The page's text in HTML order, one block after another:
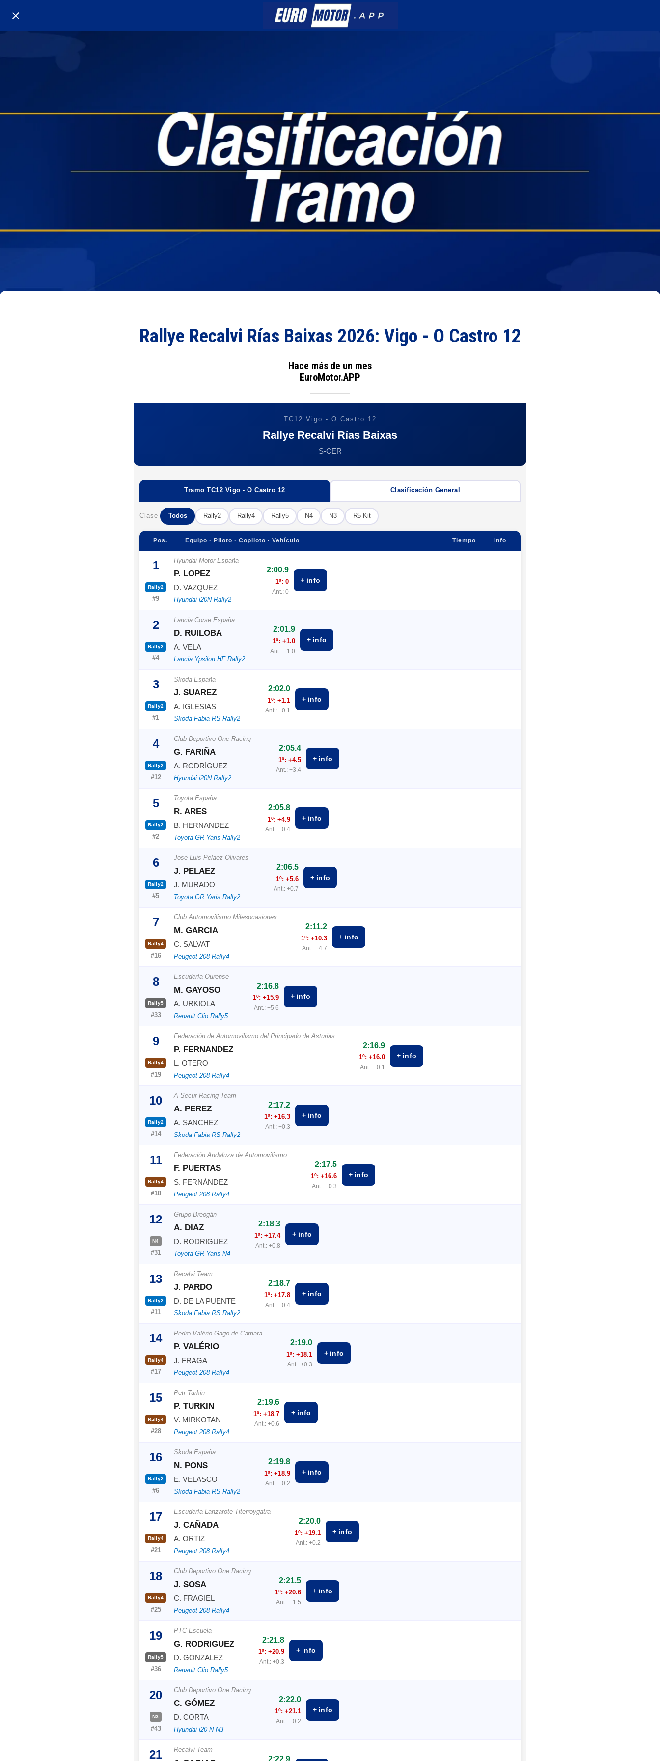
Rallye Recalvi Rías Baixas 2026: Vigo - O Castro 12
Hace más de un mes
EuroMotor.APP
TC12 Vigo - O Castro 12
Rallye Recalvi Rías Baixas
S-CER
Tramo TC12 Vigo - O Castro 12 Clasificación General
Clase Todos Rally2 Rally4 Rally5 N4 N3 R5-Kit
Pos. Equipo · Piloto · Copiloto · Vehículo Tiempo Info
1
Rally2
#9
Hyundai Motor España
P. LOPEZ
D. VAZQUEZ
Hyundai i20N Rally2
2:00.9
1º: 0
Ant.: 0
+ info
2
Rally2
#4
Lancia Corse España
D. RUILOBA
A. VELA
Lancia Ypsilon HF Rally2
2:01.9
1º: +1.0
Ant.: +1.0
+ info
3
Rally2
#1
Skoda España
J. SUAREZ
A. IGLESIAS
Skoda Fabia RS Rally2
2:02.0
1º: +1.1
Ant.: +0.1
+ info
4
Rally2
#12
Club Deportivo One Racing
G. FARIÑA
A. RODRÍGUEZ
Hyundai i20N Rally2
2:05.4
1º: +4.5
Ant.: +3.4
+ info
5
Rally2
#2
Toyota España
R. ARES
B. HERNANDEZ
Toyota GR Yaris Rally2
2:05.8
1º: +4.9
Ant.: +0.4
+ info
6
Rally2
#5
Jose Luis Pelaez Olivares
J. PELAEZ
J. MURADO
Toyota GR Yaris Rally2
2:06.5
1º: +5.6
Ant.: +0.7
+ info
7
Rally4
#16
Club Automovilismo Milesocasiones
M. GARCIA
C. SALVAT
Peugeot 208 Rally4
2:11.2
1º: +10.3
Ant.: +4.7
+ info
8
Rally5
#33
Escudería Ourense
M. GAYOSO
A. URKIOLA
Renault Clio Rally5
2:16.8
1º: +15.9
Ant.: +5.6
+ info
9
Rally4
#19
Federación de Automovilismo del Principado de Asturias
P. FERNANDEZ
L. OTERO
Peugeot 208 Rally4
2:16.9
1º: +16.0
Ant.: +0.1
+ info
10
Rally2
#14
A-Secur Racing Team
A. PEREZ
A. SANCHEZ
Skoda Fabia RS Rally2
2:17.2
1º: +16.3
Ant.: +0.3
+ info
11
Rally4
#18
Federación Andaluza de Automovilismo
F. PUERTAS
S. FERNÁNDEZ
Peugeot 208 Rally4
2:17.5
1º: +16.6
Ant.: +0.3
+ info
12
N4
#31
Grupo Breogán
A. DIAZ
D. RODRIGUEZ
Toyota GR Yaris N4
2:18.3
1º: +17.4
Ant.: +0.8
+ info
13
Rally2
#11
Recalvi Team
J. PARDO
D. DE LA PUENTE
Skoda Fabia RS Rally2
2:18.7
1º: +17.8
Ant.: +0.4
+ info
14
Rally4
#17
Pedro Valério Gago de Camara
P. VALÉRIO
J. FRAGA
Peugeot 208 Rally4
2:19.0
1º: +18.1
Ant.: +0.3
+ info
15
Rally4
#28
Petr Turkin
P. TURKIN
V. MIRKOTAN
Peugeot 208 Rally4
2:19.6
1º: +18.7
Ant.: +0.6
+ info
16
Rally2
#6
Skoda España
N. PONS
E. VELASCO
Skoda Fabia RS Rally2
2:19.8
1º: +18.9
Ant.: +0.2
+ info
17
Rally4
#21
Escudería Lanzarote-Titerroygatra
J. CAÑADA
A. ORTIZ
Peugeot 208 Rally4
2:20.0
1º: +19.1
Ant.: +0.2
+ info
18
Rally4
#25
Club Deportivo One Racing
J. SOSA
C. FRAGIEL
Peugeot 208 Rally4
2:21.5
1º: +20.6
Ant.: +1.5
+ info
19
Rally5
#36
PTC Escuela
G. RODRIGUEZ
D. GONZALEZ
Renault Clio Rally5
2:21.8
1º: +20.9
Ant.: +0.3
+ info
20
N3
#43
Club Deportivo One Racing
C. GÓMEZ
D. CORTA
Hyundai i20 N N3
2:22.0
1º: +21.1
Ant.: +0.2
+ info
21 Recalvi Team
2:22.9